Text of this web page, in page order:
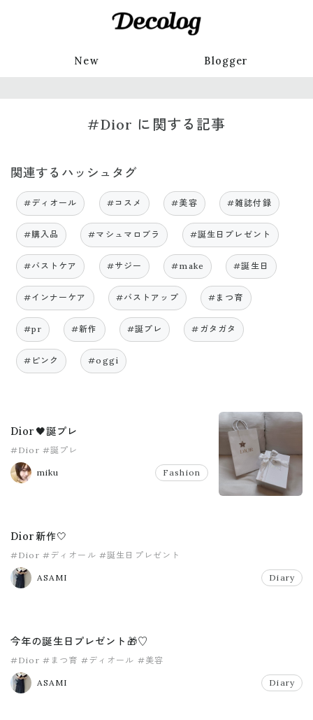
New Blogger
#Dior に関する記事
関連するハッシュタグ
#ディオール #コスメ #美容 #雑誌付録
#購入品 #マシュマロブラ #誕生日プレゼント
#バストケア #サジー #make #誕生日
#インナーケア #バストアップ #まつ育
#pr #新作 #誕プレ #ガタガタ
#ピンク #oggi
Dior🖤誕プレ
#Dior #誕プレ
miku Fashion
Dior新作🤍
#Dior #ディオール #誕生日プレゼント
ASAMI Diary
今年の誕生日プレゼント🎁♡
#Dior #まつ育 #ディオール #美容
ASAMI Diary